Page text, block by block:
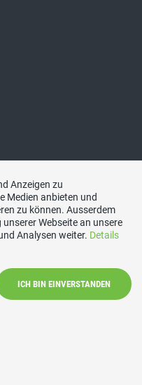
Anzeigen zu
Medien anbieten und
zu können. Ausserdem
Webseite an unsere
Analysen weiter. Details
ICH BIN EINVERSTANDEN